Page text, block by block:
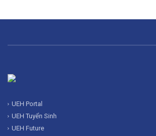
UEH Portal
UEH Tuyển Sinh
UEH Future